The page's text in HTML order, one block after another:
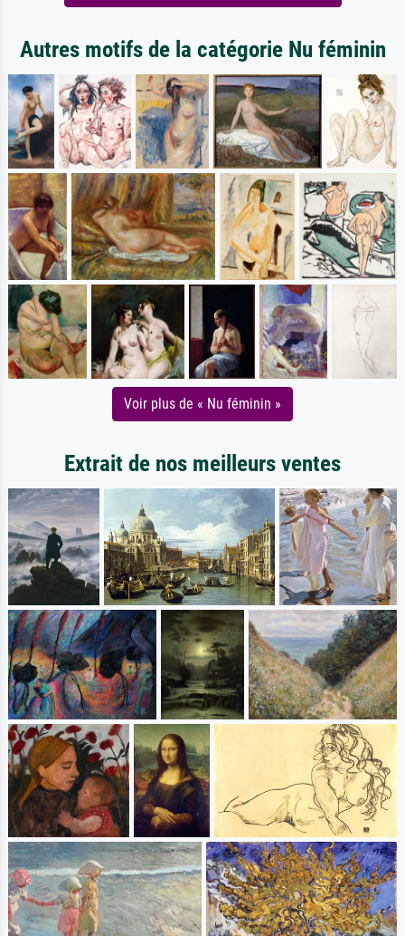
Autres motifs de la catégorie Nu féminin
Voir plus de « Nu féminin »
Extrait de nos meilleurs ventes